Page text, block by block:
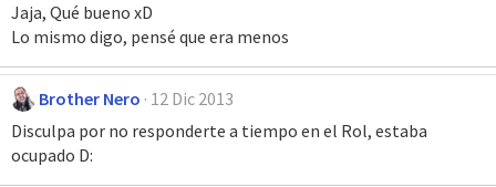
Jaja, Qué bueno xD
Lo mismo digo, pensé que era menos
Brother Nero 12 Dic 2013
Disculpa por no responderte a tiempo en el Rol, estaba
ocupado D: